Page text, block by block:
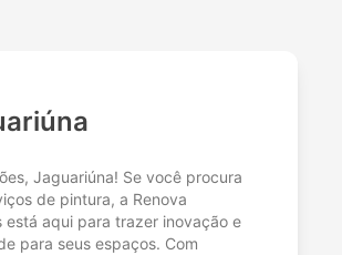
Jaguariúna! Se você procura
de pintura, a Renova
está aqui para trazer inovação e
para seus espaços. Com